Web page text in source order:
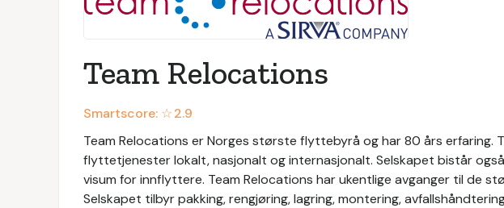
Team Relocations
Smartscore: ☆2.9
Team Relocations er Norges største flyttebyrå og har 80 års erfaring.
flyttetjenester lokalt, nasjonalt og internasjonalt. Selskapet bistår
visum for innflyttere. Team Relocations har ukentlige avganger til de
Selskapet tilbyr pakking, rengjøring, lagring, montering,